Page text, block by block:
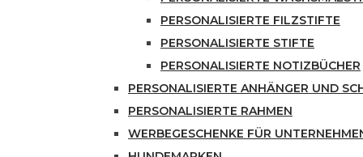
PERSONALISIERTE FILZSTIFTE
PERSONALISIERTE STIFTE
PERSONALISIERTE NOTIZBÜCHER
PERSONALISIERTE ANHÄNGER UND
PERSONALISIERTE RAHMEN
WERBEGESCHENKE FÜR